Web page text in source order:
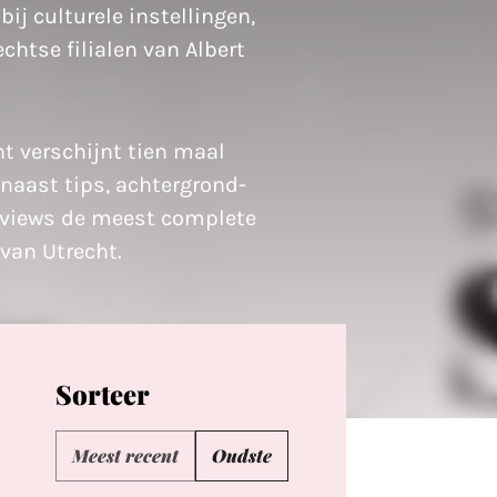
bij culturele instellingen,
filialen van Albert
verschijnt tien maal
tips, achtergrond-
de meest complete
Utrecht.
Sorteer
Meest recent Oudste